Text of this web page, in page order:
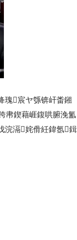
瑰宸ヤ綔锛屽畨鎺
帇鍥藉崕鍑哄腑浼氳
浣滆姹傦紝鍏氬鍓